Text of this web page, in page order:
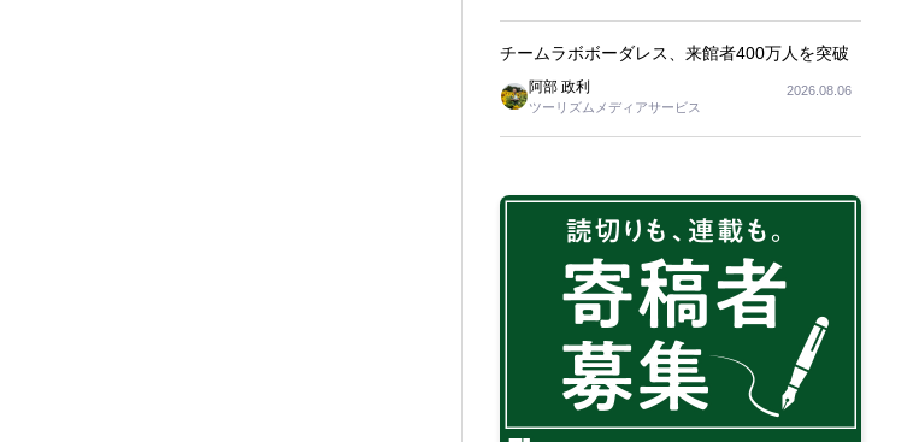
チームラボボーダレス、来館者400万人を突破
阿部 政利
ツーリズムメディアサービス
2026.08.06